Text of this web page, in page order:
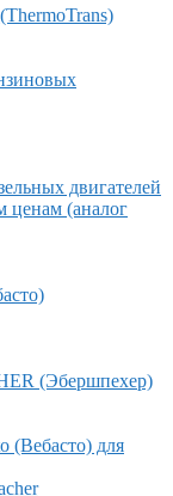
двигателей
ценам (аналог
(Эбершпехер)
(Вебасто) для